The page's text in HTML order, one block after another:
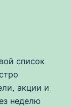
список
акции и
неделю